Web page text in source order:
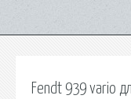
Fendt 939 vario